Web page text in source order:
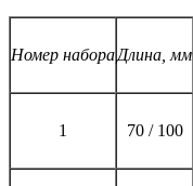
Номер набораДлина, мм
1 70 / 100